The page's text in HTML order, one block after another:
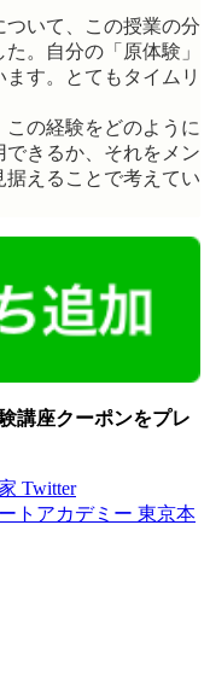
いて、この授業の分
。自分の「原体験」
す。とてもタイムリ
の経験をどのように
きるか、それをメン
えることで考えてい
講座クーポンをプレ